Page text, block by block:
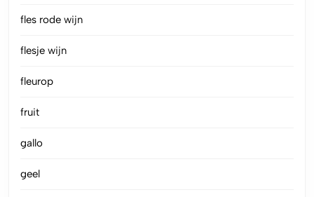
fles rode wijn
flesje wijn
fleurop
fruit
gallo
geel